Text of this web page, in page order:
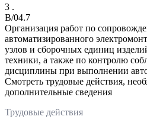
3 .
B/04.7
Организация работ по
автоматизированного
узлов и сборочных единиц
техники, а также по контролю
дисциплины при выполнении
Смотреть трудовые действия,
дополнительные сведения
Трудовые действия